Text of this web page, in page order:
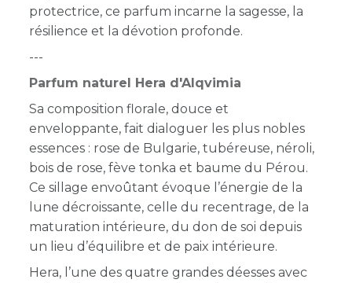
protectrice, ce parfum incarne la sagesse, la
résilience et la dévotion profonde.
---
Parfum naturel Hera d'Alqvimia
Sa composition florale, douce et
enveloppante, fait dialoguer les plus nobles
essences : rose de Bulgarie, tubéreuse, néroli,
bois de rose, fève tonka et baume du Pérou.
Ce sillage envoûtant évoque l’énergie de la
lune décroissante, celle du recentrage, de la
maturation intérieure, du don de soi depuis
un lieu d’équilibre et de paix intérieure.
Hera, l’une des quatre grandes déesses avec